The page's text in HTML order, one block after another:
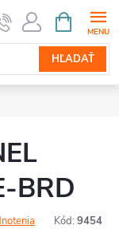
HĽADAŤ
KOŠÍK
BRD
Kód: 9454